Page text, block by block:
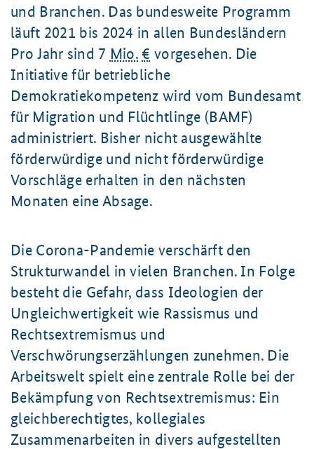
und Branchen. Das bundesweite Programm
läuft 2021 bis 2024 in allen Bundesländern
Pro Jahr sind 7 Mio. € vorgesehen. Die
Initiative für betriebliche
Demokratiekompetenz wird vom Bundesamt
für Migration und Flüchtlinge (BAMF)
administriert. Bisher nicht ausgewählte
förderwürdige und nicht förderwürdige
Vorschläge erhalten in den nächsten
Monaten eine Absage.
Die Corona-Pandemie verschärft den
Strukturwandel in vielen Branchen. In Folge
besteht die Gefahr, dass Ideologien der
Ungleichwertigkeit wie Rassismus und
Rechtsextremismus und
Verschwörungserzählungen zunehmen. Die
Arbeitswelt spielt eine zentrale Rolle bei der
Bekämpfung von Rechtsextremismus: Ein
gleichberechtigtes, kollegiales
Zusammenarbeiten in divers aufgestellten